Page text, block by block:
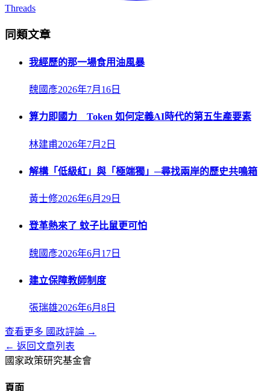
Threads
同類文章
我經歷的那一場食用油風暴
魏國彥2026年7月16日
算力即國力 Token 如何定義AI時代的第五生產要素
林建甫2026年7月2日
解構「低級紅」與「極端獨」─尋找兩岸的歷史共鳴箱
黃士修2026年6月29日
登革熱來了 蚊子比鼠更可怕
魏國彥2026年6月17日
建立保障教師制度
張瑞雄2026年6月8日
查看更多 國政評論 →
← 返回文章列表
國家政策研究基金會
頁面